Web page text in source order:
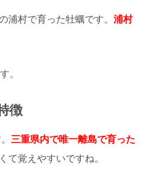
村で育った牡蠣です。 浦村
。
徴
三重県内で唯一離島で育った
て覚えやすいですね。